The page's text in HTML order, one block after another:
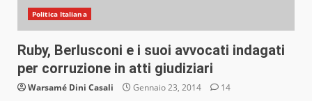
Politica Italiana
Ruby, Berlusconi e i suoi avvocati indagati
per corruzione in atti giudiziari
Warsamé Dini Casali Gennaio 23, 2014 14